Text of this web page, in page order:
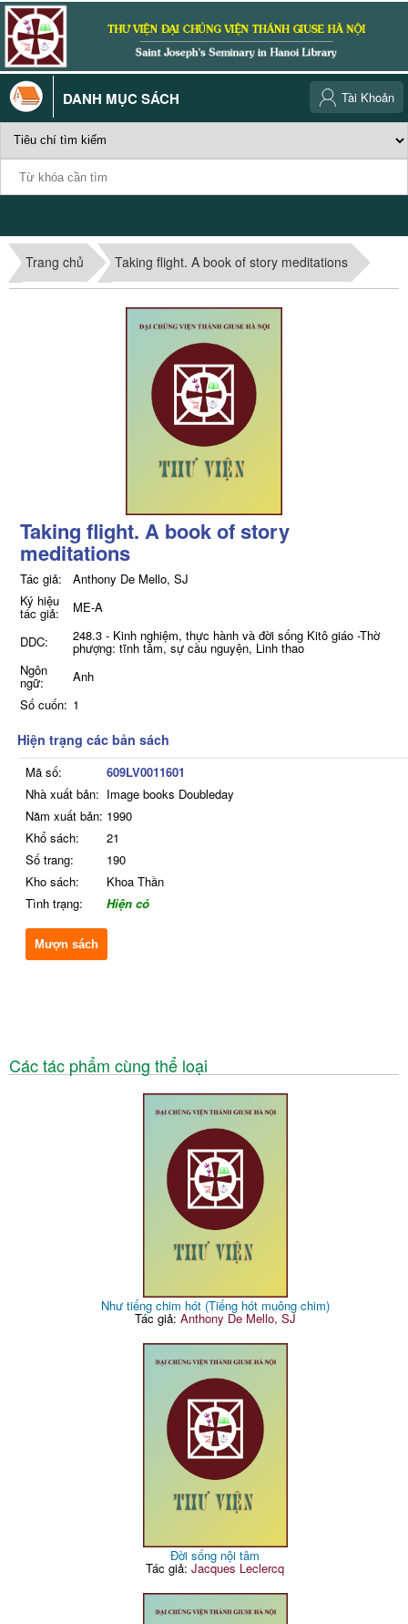
DANH MỤC SÁCH Tài Khoản
Trang chủ Taking flight. A book of story meditations
Taking flight. A book of story
meditations
Tác giả:
Anthony De Mello, SJ
Ký hiệu
tác giả:
ME-A
DDC:
248.3 - Kinh nghiệm, thực hành và đời sống Kitô giáo -Thờ
phượng: tĩnh tâm, sự cầu nguyện, Linh thao
Ngôn
ngữ:
Anh
Số cuốn: 1
Hiện trạng các bản sách
Mã số:
609LV0011601
Nhà xuất bản: Image books Doubleday
Năm xuất bản: 1990
Khổ sách:
21
Số trang:
190
Kho sách:
Khoa Thần
Tình trạng:
Hiện có
Mượn sách
Các tác phẩm cùng thể loại
Như tiếng chim hót (Tiếng hót muông chim)
Tác giả: Anthony De Mello, SJ
Đời sống nội tâm
Tác giả:Jacques Leclercq